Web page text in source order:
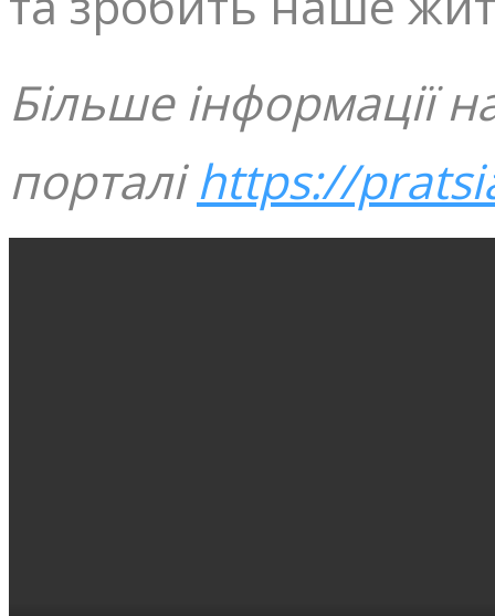
Більше інформації
порталіhttps://